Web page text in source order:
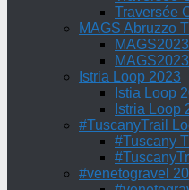
Traversée
MAGS Abruzzo
Istria Loop 2023
Istia Loop
Istria Loop
#TuscanyTrail
#Tuscany
#venetogravel